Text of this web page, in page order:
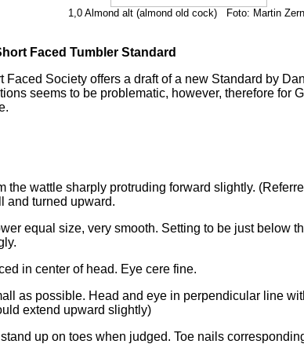
1,0 Almond alt (almond old cock) Foto: Martin
Faced Tumbler Standard
Society offers a draft of a new Standard by
seems to be problematic, however, therefore for
the wattle sharply protruding forward slightly.
and turned upward.
equal size, very smooth. Setting to be just below
in center of head. Eye cere fine.
as possible. Head and eye in perpendicular line
extend upward slightly)
up on toes when judged. Toe nails